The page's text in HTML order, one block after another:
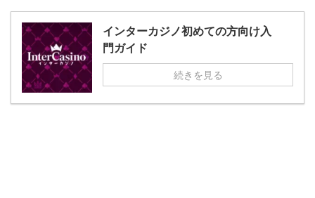
インターカジノ初めての方向け入
門ガイド
続きを見る